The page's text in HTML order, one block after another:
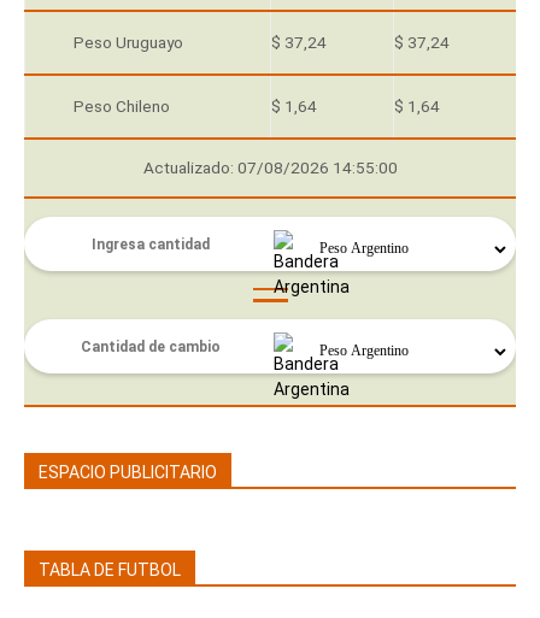
Peso Uruguayo $ 37,24 $ 37,24
Peso Chileno $ 1,64 $ 1,64
Actualizado: 07/08/2026 14:55:00
ESPACIO PUBLICITARIO
TABLA DE FUTBOL